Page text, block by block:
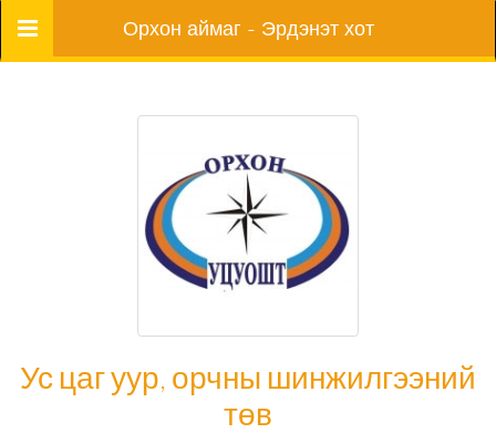
Цэс Орхон аймаг - Эрдэнэт хот
Ус цаг уур, орчны шинжилгээний
төв